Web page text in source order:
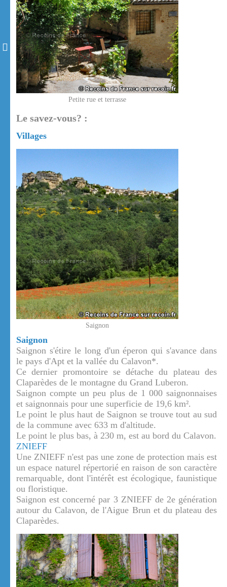
Petite rue et terrasse
Le savez-vous? :
Villages
Saignon
Saignon
Saignon s'étire le long d'un éperon qui s'avance dans
le pays d'Apt et la vallée du Calavon*.
Ce dernier promontoire se détache du plateau des
Claparèdes de le montagne du Grand Luberon.
Saignon compte un peu plus de 1 000 saignonnaises
et saignonnais pour une superficie de 19,6 km².
Le point le plus haut de Saignon se trouve tout au sud
de la commune avec 633 m d'altitude.
Le point le plus bas, à 230 m, est au bord du Calavon.
ZNIEFF
Une ZNIEFF n'est pas une zone de protection mais est
un espace naturel répertorié en raison de son caractère
remarquable, dont l'intérêt est écologique, faunistique
ou floristique.
Saignon est concerné par 3 ZNIEFF de 2e génération
autour du Calavon, de l'Aigue Brun et du plateau des
Claparèdes.